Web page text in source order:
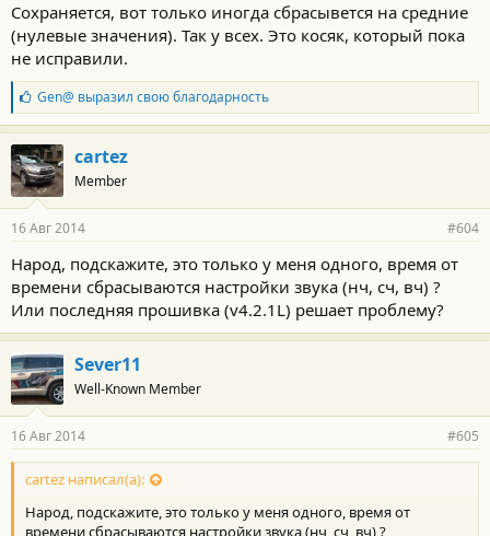
с
т
и
Сохраняется, вот только иногда сбрасывется на средние
(нулевые значения). Так у всех. Это косяк, который пока
не исправили.
Б
л
а
г
о
д
а
н
с
т
и
Gen@ выразил свою благодарность
cartez
Member
16 Авг 2014 #604
Народ, подскажите, это только у меня одного, время от
времени сбрасываются настройки звука (нч, сч, вч) ?
Или последняя прошивка (v4.2.1L) решает проблему?
Sever11
Well-Known Member
16 Авг 2014 #605
cartez написал(а):
Народ, подскажите, это только у меня одного, время от
времени сбрасываются настройки звука (нч, сч, вч) ?